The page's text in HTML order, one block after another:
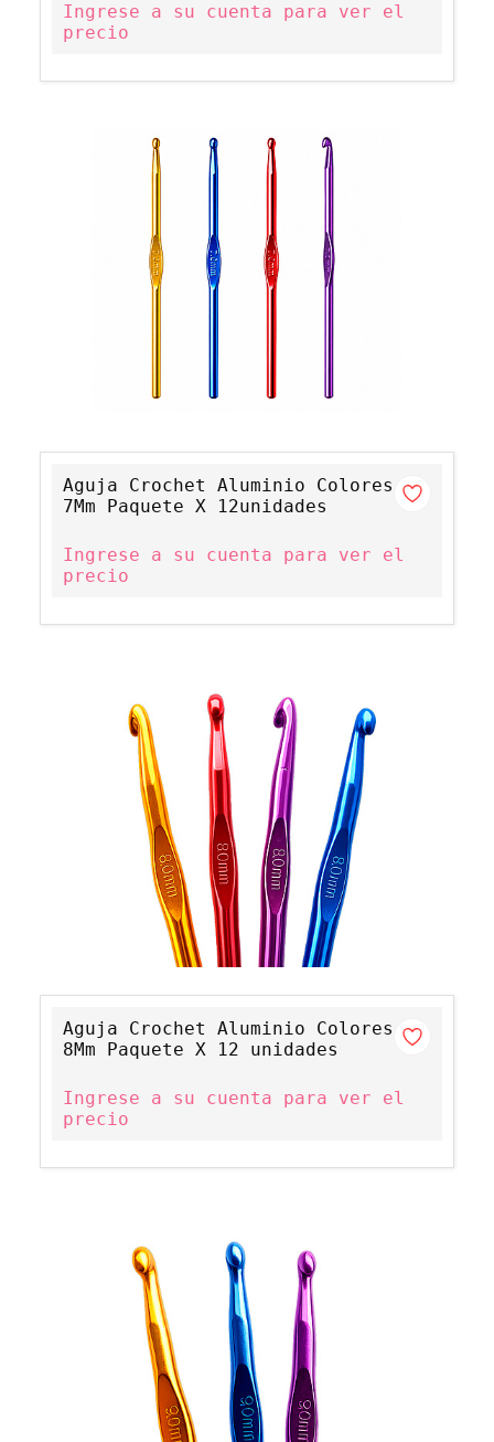
Ingrese a su cuenta para ver el
precio
Aguja Crochet Aluminio Colores
7Mm Paquete X 12unidades
Ingrese a su cuenta para ver el
precio
Aguja Crochet Aluminio Colores
8Mm Paquete X 12 unidades
Ingrese a su cuenta para ver el
precio